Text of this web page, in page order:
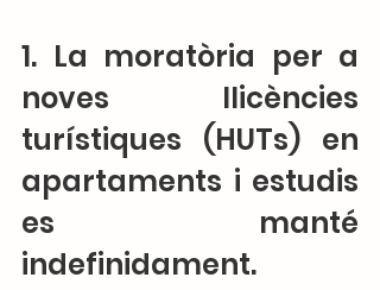
1. La moratòria per a
noves llicències
turístiques (HUTs) en
apartaments i estudis
es manté
indefinidament.